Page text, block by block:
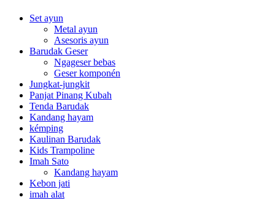
Set ayun
Metal ayun
Asesoris ayun
Barudak Geser
Ngageser bebas
Geser komponén
Jungkat-jungkit
Panjat Pinang Kubah
Tenda Barudak
Kandang hayam
kémping
Kaulinan Barudak
Kids Trampoline
Imah Sato
Kandang hayam
Kebon jati
imah alat